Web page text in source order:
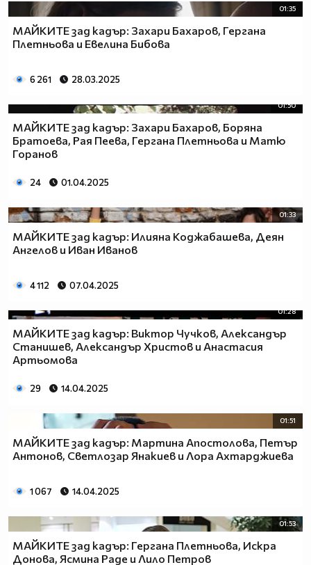
01:35
МАЙКИТЕ зад кадър: Захари Бахаров, Гергана
Плетньова и Евелина Бибова
6 261 28.03.2025
01:50
МАЙКИТЕ зад кадър: Захари Бахаров, Боряна
Братоева, Рая Пеева, Гергана Плетньова и Матю
Горанов
24 01.04.2025
01:33
МАЙКИТЕ зад кадър: Илияна Коджабашева, Деян
Ангелов и Иван Иванов
4 112 07.04.2025
01:28
МАЙКИТЕ зад кадър: Виктор Чучков, Александър
Станишев, Александър Христов и Анастасия
Артьомова
29 14.04.2025
01:51
МАЙКИТЕ зад кадър: Мартина Апостолова, Петър
Антонов, Светлозар Янакиев и Лора Ахтарджиева
1 067 14.04.2025
01:53
МАЙКИТЕ зад кадър: Гергана Плетньова, Искра
Донова, Ясмина Раде и Лило Петров